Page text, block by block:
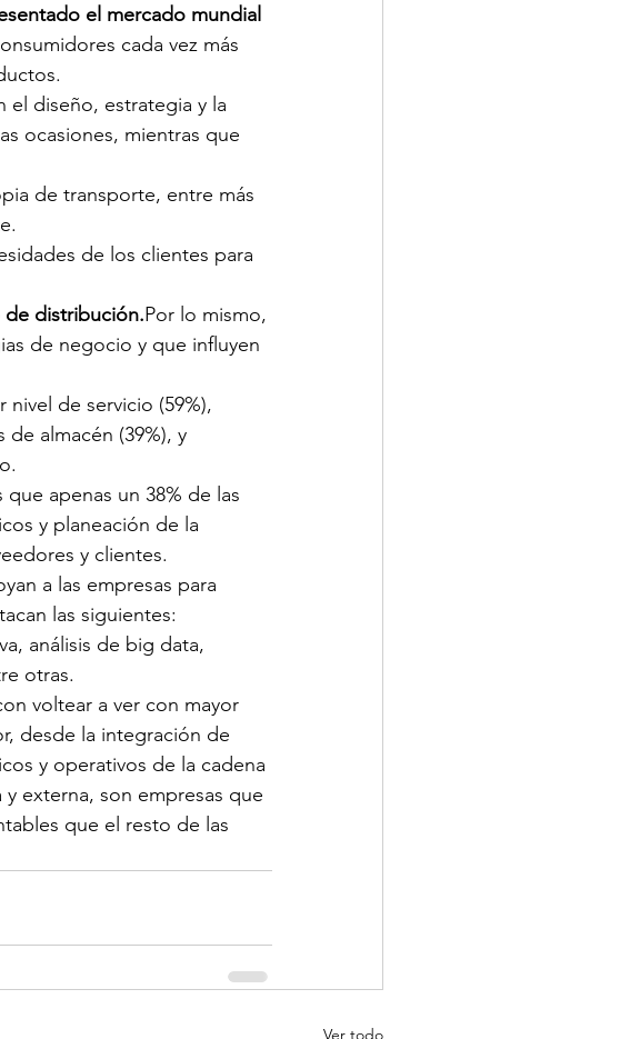
el mercado mundial
cada vez más
el diseño, estrategia y la
ocasiones, mientras que
de transporte, entre más
de los clientes para
de distribución.Por lo mismo,
de negocio y que influyen
de servicio (59%),
almacén (39%), y
que apenas un 38% de las
y planeación de la
y clientes.
a las empresas para
las siguientes:
análisis de big data,
otras.
voltear a ver con mayor
desde la integración de
y operativos de la cadena
externa, son empresas que
que el resto de las
Ver todo